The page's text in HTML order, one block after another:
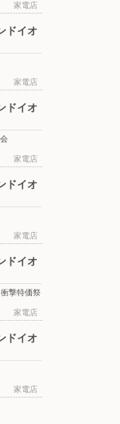
１２番６号
家電店
ドイオ
家電店
ドイオ
家電店
ドイオ
家電店
ドイオ
衝撃特価祭
家電店
ドイオ
家電店